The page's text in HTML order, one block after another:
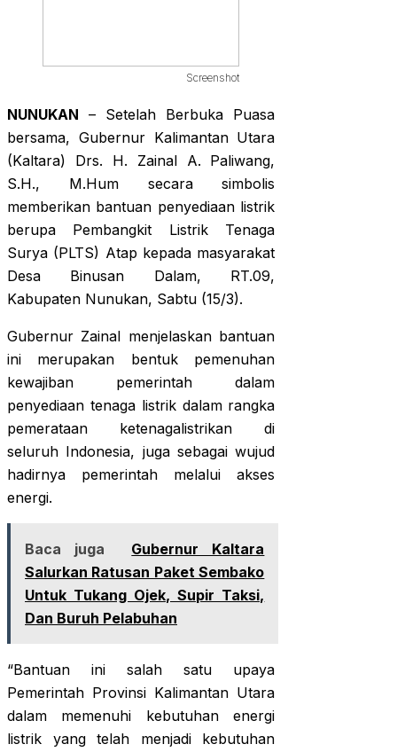
Screenshot
NUNUKAN – Setelah Berbuka Puasa
bersama, Gubernur Kalimantan Utara
(Kaltara) Drs. H. Zainal A. Paliwang,
S.H., M.Hum secara simbolis
memberikan bantuan penyediaan listrik
berupa Pembangkit Listrik Tenaga
Surya (PLTS) Atap kepada masyarakat
Desa Binusan Dalam, RT.09,
Kabupaten Nunukan, Sabtu (15/3).
Gubernur Zainal menjelaskan bantuan
ini merupakan bentuk pemenuhan
kewajiban pemerintah dalam
penyediaan tenaga listrik dalam rangka
pemerataan ketenagalistrikan di
seluruh Indonesia, juga sebagai wujud
hadirnya pemerintah melalui akses
energi.
Baca juga
Gubernur Kaltara
Salurkan Ratusan Paket Sembako
Untuk Tukang Ojek, Supir Taksi,
Dan Buruh Pelabuhan
“Bantuan ini salah satu upaya
Pemerintah Provinsi Kalimantan Utara
dalam memenuhi kebutuhan energi
listrik yang telah menjadi kebutuhan